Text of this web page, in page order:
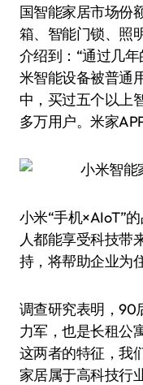
国智能家居市场份
箱、智能门锁、照
介绍到：“通过几
米智能设备被普通
中，买过五个以上
多万用户。米家
小米“手机×AIoT”
人都能享受科技带
持，将帮助企业为
调查研究表明，90
力军，也是长租公
这两者的特征，我
家居属于高科技行